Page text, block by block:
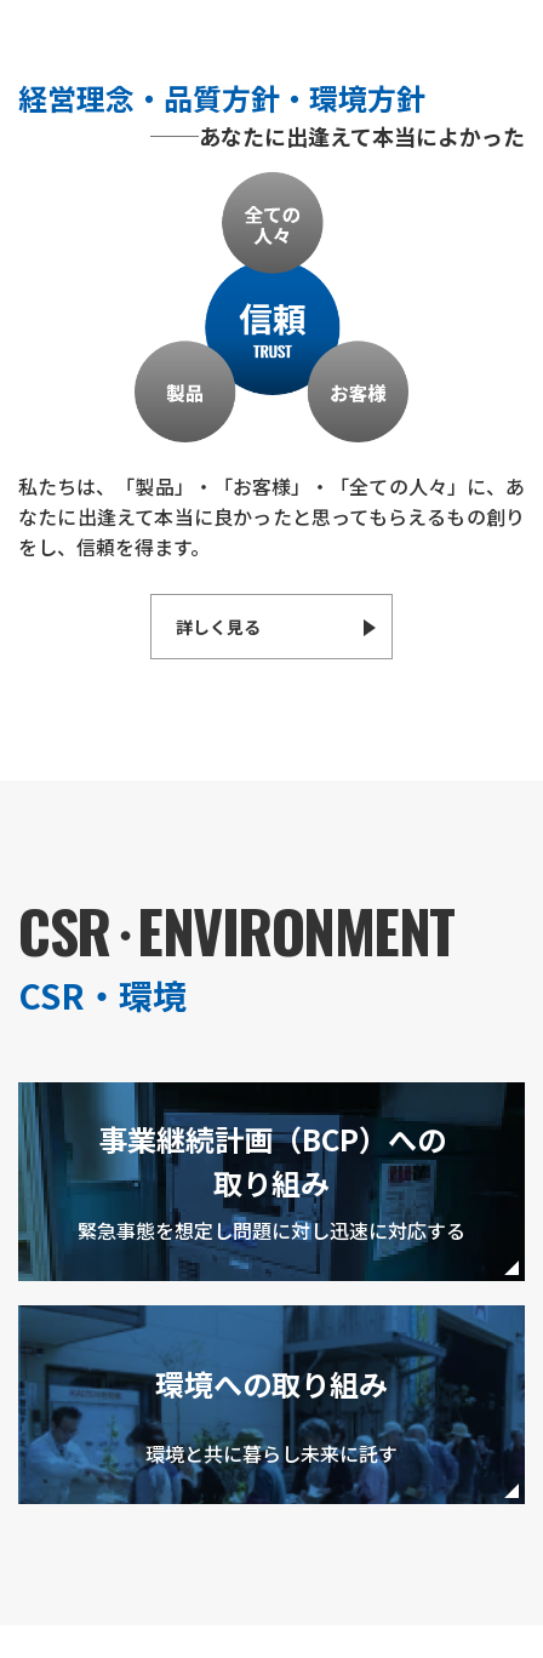
経営理念・品質方針・環境方針
あなたに出逢えて本当によかった
私たちは、「製品」・「お客様」・「全ての人々」に、あ
なたに出逢えて本当に良かったと思ってもらえるもの創り
をし、信頼を得ます。
詳しく見る
CSR・ENVIRONMENT
CSR・環境
事業継続計画（BCP）への
取り組み
緊急事態を想定し問題に対し迅速に対応する
環境への取り組み
環境と共に暮らし未来に託す